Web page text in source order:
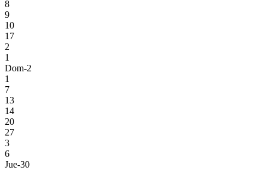
8
9
10
17
2
1
Dom-2
1
7
13
14
20
27
3
6
Jue-30